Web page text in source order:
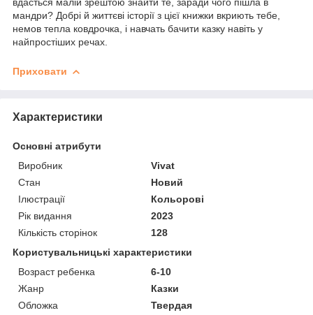
мандри? Добрі й життєві історії з цієї книжки вкриють тебе,
немов тепла ковдрочка, і навчать бачити казку навіть у
найпростіших речах.
Приховати
Характеристики
Основні атрибути
Виробник
Vivat
Стан
Новий
Ілюстрації
Кольорові
Рік видання
2023
Кількість сторінок
128
Користувальницькі характеристики
Возраст ребенка
6-10
Жанр
Казки
Обложка
Твердая